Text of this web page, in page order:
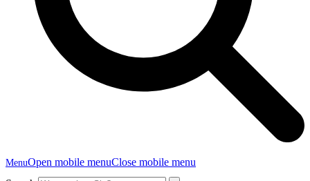
MenuOpen mobile menuClose mobile menu